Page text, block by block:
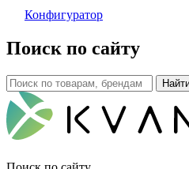
Конфигуратор
Поиск по сайту